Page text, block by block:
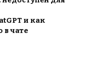
и как
в чате